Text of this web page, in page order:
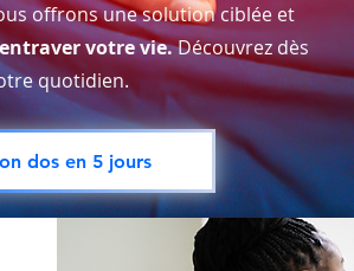
offrons une solution ciblée et
votre vie.Découvrez dès
quotidien.
dos en 5 jours